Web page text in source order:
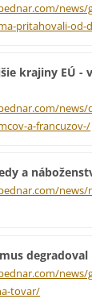
news/
pritahovali-od-
krajiny EÚ -
news/
a-francuzov-/
a
news/
news/
tovar/